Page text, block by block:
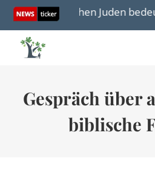
Skip
content
die britischen Juden
Audio
Gespräch über
biblische